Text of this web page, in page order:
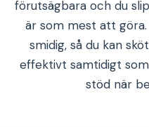
förutsägbara och du
är som mest att
smidig, så du kan
effektivt samtidigt
stöd när